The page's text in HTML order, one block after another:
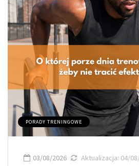
PORADY TRENINGOWE
03/08/2026 Aktualizacja: 04/